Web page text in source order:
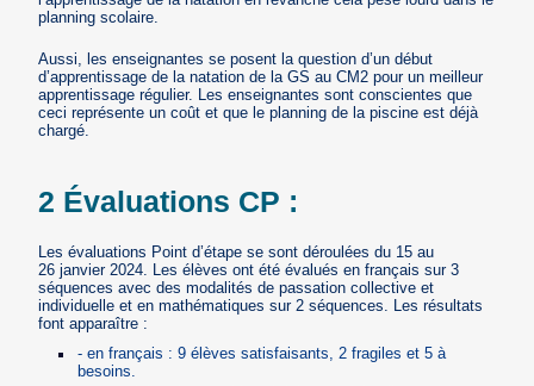
planning scolaire.
Aussi, les enseignantes se posent la question d’un début
d’apprentissage de la natation de la GS au CM2 pour un meilleur
apprentissage régulier. Les enseignantes sont conscientes que
ceci représente un coût et que le planning de la piscine est déjà
chargé.
2 Évaluations CP :
Les évaluations Point d’étape se sont déroulées du 15 au
26 janvier 2024. Les élèves ont été évalués en français sur 3
séquences avec des modalités de passation collective et
individuelle et en mathématiques sur 2 séquences. Les résultats
font apparaître :
- en français : 9 élèves satisfaisants, 2 fragiles et 5 à
besoins.